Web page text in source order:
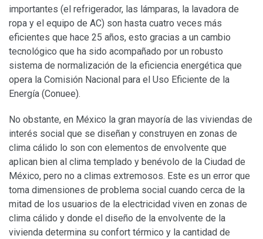
importantes (el refrigerador, las lámparas, la lavadora de
ropa y el equipo de AC) son hasta cuatro veces más
eficientes que hace 25 años, esto gracias a un cambio
tecnológico que ha sido acompañado por un robusto
sistema de normalización de la eficiencia energética que
opera la Comisión Nacional para el Uso Eficiente de la
Energía (Conuee).
No obstante, en México la gran mayoría de las viviendas de
interés social que se diseñan y construyen en zonas de
clima cálido lo son con elementos de envolvente que
aplican bien al clima templado y benévolo de la Ciudad de
México, pero no a climas extremosos. Este es un error que
toma dimensiones de problema social cuando cerca de la
mitad de los usuarios de la electricidad viven en zonas de
clima cálido y donde el diseño de la envolvente de la
vivienda determina su confort térmico y la cantidad de